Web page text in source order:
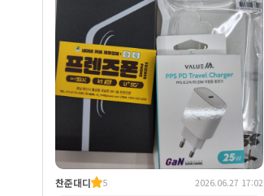
찬준대디 5 2026.06.27 17:02